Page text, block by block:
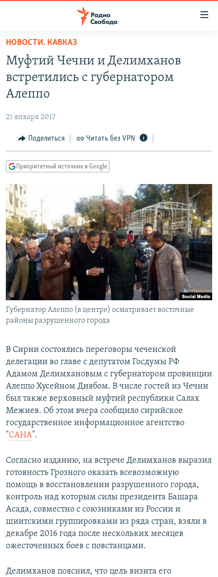
упрощенного
доступа
основному
Вернутся
Вернутся
поиску
ПРОГРАММЫ
ПОДКАСТЫ
АВТОРСКИЕ ПРОЕКТЫ
МНЕНИЯ
КУЛЬТУРА
КАВКАЗ.РЕАЛИИ
СЕВЕР.РЕАЛИИ
СИБИРЬ.РЕАЛИИ
РАСПИСАНИЕ ВЕЩАНИЯ
ПОДПИШИТЕСЬ НА РАССЫЛКУ
СОЦИАЛЬНЫЕ СЕТИ
НОВОСТИ. КАВКАЗ
Муфтий Чечни и Делимханов
встретились с губернатором
Алеппо
21 января 2017
Поделиться Читать без VPN
Приоритетный источник в Google
Губернатор Алеппо (в центре) осматривает восточные
районы разрушенного города
В Сирии состоялись переговоры чеченской
делегации во главе с депутатом Госдумы РФ
Адамом Делимхановым с губернатором провинции
Алеппо Хусейном Диябом. В числе гостей из Чечни
был также верховный муфтий республики Салах
Межиев. Об этом вчера сообщило сирийское
государственное информационное агентство
"САНА".
Согласно изданию, на встрече Делимханов выразил
готовность Грозного оказать всевозможную
помощь в восстановлении разрушенного города,
контроль над которым силы президента Башара
Асада, совместно с союзниками из России и
шиитскими группировками из ряда стран, взяли в
декабре 2016 года после нескольких месяцев
ожесточенных боев с повстанцами.
Делимханов пояснил, что цель визита его